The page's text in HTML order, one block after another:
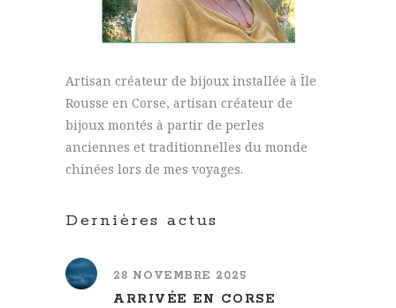
Artisan créateur de bijoux installée à Île
Rousse en Corse, artisan créateur de
bijoux montés à partir de perles
anciennes et traditionnelles du monde
chinées lors de mes voyages.
Dernières actus
28 NOVEMBRE 2025
ARRIVÉE EN CORSE